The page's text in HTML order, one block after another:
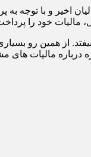
اخیر و با توجه
خود را
از همین رو
درباره مالیات